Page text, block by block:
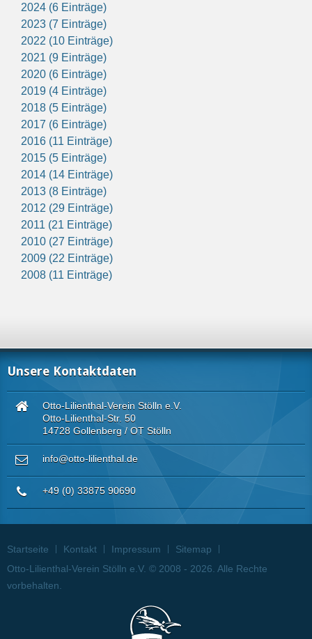
2024 (6 Einträge)
2023 (7 Einträge)
2022 (10 Einträge)
2021 (9 Einträge)
2020 (6 Einträge)
2019 (4 Einträge)
2018 (5 Einträge)
2017 (6 Einträge)
2016 (11 Einträge)
2015 (5 Einträge)
2014 (14 Einträge)
2013 (8 Einträge)
2012 (29 Einträge)
2011 (21 Einträge)
2010 (27 Einträge)
2009 (22 Einträge)
2008 (11 Einträge)
Unsere Kontaktdaten
Otto-Lilienthal-Verein Stölln e.V.
Otto-Lilienthal-Str. 50
14728 Gollenberg / OT Stölln
info@otto-lilienthal.de
+49 (0) 33875 90690
Startseite Kontakt Impressum
Sitemap
Otto-Lilienthal-Verein Stölln e.V. © 2008 - 2026. Alle Rechte
vorbehalten.